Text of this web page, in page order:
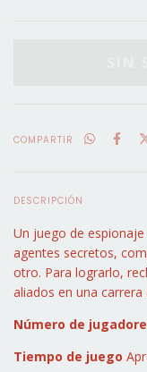
COMPARTIR
DESCRIPCIÓN
Un juego de
agentes secretos,
otro. Para lograrlo,
aliados en una
Número de
Tiempo de juego